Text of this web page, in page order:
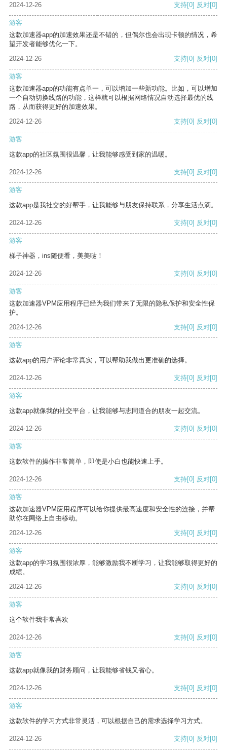
2024-12-26 支持[0] 反对[0]
游客
这款加速器app的加速效果还是不错的，但偶尔也会出现卡顿的情况，希
望开发者能够优化一下。
2024-12-26
支持[0] 反对[0]
游客
这款加速器app的功能有点单一，可以增加一些新功能。比如，可以增加
一个自动切换线路的功能，这样就可以根据网络情况自动选择最优的线
路，从而获得更好的加速效果。
2024-12-26
支持[0] 反对[0]
游客
这款app的社区氛围很温馨，让我能够感受到家的温暖。
2024-12-26 支持[0] 反对[0]
游客
这款app是我社交的好帮手，让我能够与朋友保持联系，分享生活点滴。
2024-12-26 支持[0] 反对[0]
游客
梯子神器，ins随便看，美美哒！
2024-12-26 支持[0] 反对[0]
游客
这款加速器VPM应用程序已经为我们带来了无限的隐私保护和安全性保
护。
2024-12-26
支持[0] 反对[0]
游客
这款app的用户评论非常真实，可以帮助我做出更准确的选择。
2024-12-26 支持[0] 反对[0]
游客
这款app就像我的社交平台，让我能够与志同道合的朋友一起交流。
2024-12-26 支持[0] 反对[0]
游客
这款软件的操作非常简单，即使是小白也能快速上手。
2024-12-26 支持[0] 反对[0]
游客
这款加速器VPM应用程序可以给你提供最高速度和安全性的连接，并帮
助你在网络上自由移动。
2024-12-26
支持[0] 反对[0]
游客
这款app的学习氛围很浓厚，能够激励我不断学习，让我能够取得更好的
成绩。
2024-12-26
支持[0] 反对[0]
游客
这个软件我非常喜欢
2024-12-26 支持[0] 反对[0]
游客
这款app就像我的财务顾问，让我能够省钱又省心。
2024-12-26 支持[0] 反对[0]
游客
这款软件的学习方式非常灵活，可以根据自己的需求选择学习方式。
2024-12-26 支持[0] 反对[0]